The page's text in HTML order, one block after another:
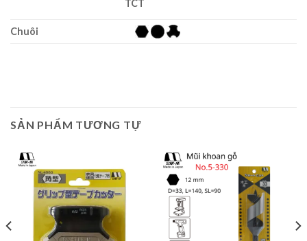
TCT
Chuôi
SẢN PHẨM TƯƠNG TỰ